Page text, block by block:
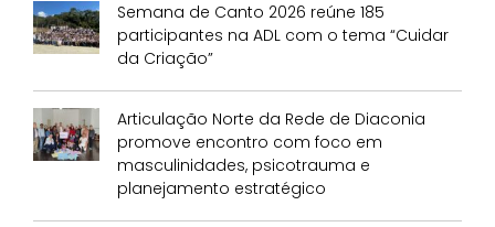
Semana de Canto 2026 reúne 185
participantes na ADL com o tema “Cuidar
da Criação”
Articulação Norte da Rede de Diaconia
promove encontro com foco em
masculinidades, psicotrauma e
planejamento estratégico